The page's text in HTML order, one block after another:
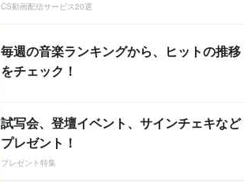
CS動画配信サービス20選
毎週の音楽ランキングから、ヒットの推移
をチェック！
試写会、登壇イベント、サインチェキなど
プレゼント！
プレゼント特集